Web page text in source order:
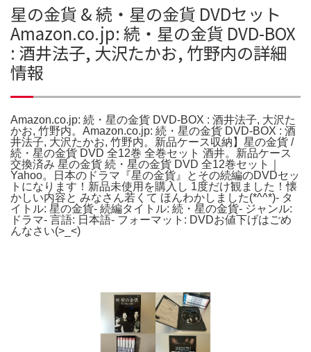
星の金貨 & 続・星の金貨 DVDセット
Amazon.co.jp: 続・星の金貨 DVD-BOX
: 酒井法子, 大沢たかお, 竹野内の詳細
情報
Amazon.co.jp: 続・星の金貨 DVD-BOX : 酒井法子, 大沢た
かお, 竹野内。Amazon.co.jp: 続・星の金貨 DVD-BOX : 酒
井法子, 大沢たかお, 竹野内。新品ケース収納】星の金貨 /
続・星の金貨 DVD 全12巻 全巻セット 酒井。新品ケース
交換済み 星の金貨 続・星の金貨 DVD 全12巻セット｜
Yahoo。日本のドラマ『星の金貨』とその続編のDVDセッ
トになります！新品未使用を購入し 1度だけ観ました！懐
かしい内容と みなさん若くて ほんわかしました(*^^*)- タ
イトル: 星の金貨- 続編タイトル: 続・星の金貨- ジャンル:
ドラマ- 言語: 日本語- フォーマット: DVDお値下げはごめ
んなさい(>_<)